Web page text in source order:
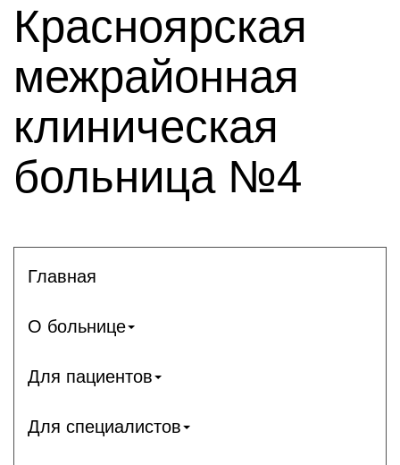
Красноярская
межрайонная
клиническая
больница №4
Главная
О больнице
Для пациентов
Для специалистов